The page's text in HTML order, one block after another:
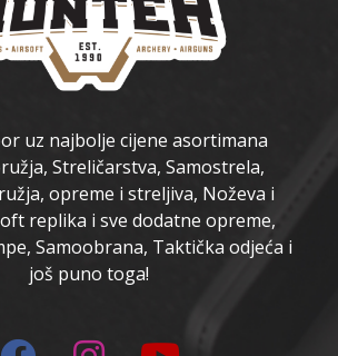
uz najbolje cijene asortimana
Streličarstva, Samostrela,
opreme i streljiva, Noževa i
replika i sve dodatne opreme,
Samoobrana, Taktička odjeća i
još puno toga!